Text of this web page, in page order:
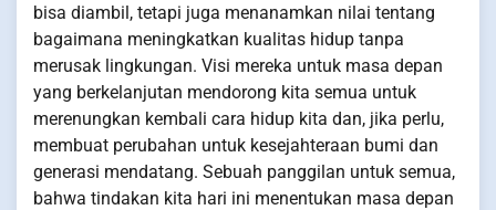
bisa diambil, tetapi juga menanamkan nilai tentang
bagaimana meningkatkan kualitas hidup tanpa
merusak lingkungan. Visi mereka untuk masa depan
yang berkelanjutan mendorong kita semua untuk
merenungkan kembali cara hidup kita dan, jika perlu,
membuat perubahan untuk kesejahteraan bumi dan
generasi mendatang. Sebuah panggilan untuk semua,
bahwa tindakan kita hari ini menentukan masa depan